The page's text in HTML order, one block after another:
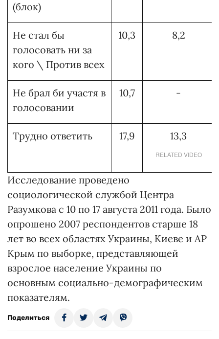
(блок)
Не стал бы
голосовать ни за
кого \ Против всех
10,3 8,2
Не брал би участя в
голосовании
10,7 -
Трудно ответить 17,9 13,3
RELATED VIDEO
Исследование проведено
социологической службой Центра
Разумкова с 10 по 17 августа 2011 года. Было
опрошено 2007 респондентов старше 18
лет во всех областях Украины, Киеве и АР
Крым по выборке, представляющей
взрослое население Украины по
основным социально-демографическим
показателям.
Поделиться